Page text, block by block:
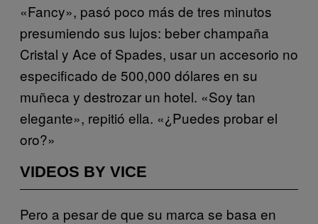
«Fancy», pasó poco más de tres minutos
presumiendo sus lujos: beber champaña
Cristal y Ace of Spades, usar un accesorio no
especificado de 500,000 dólares en su
muñeca y destrozar un hotel. «Soy tan
elegante», repitió ella. «¿Puedes probar el
oro?»
VIDEOS BY VICE
Pero a pesar de que su marca se basa en